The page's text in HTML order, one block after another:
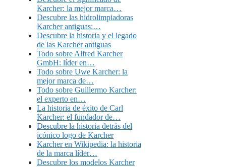
Karcher: la mejor marca…
Descubre las hidrolimpiadoras
Karcher antiguas:…
Descubre la historia y el legado
de las Karcher antiguas
Todo sobre Alfred Karcher
GmbH: líder en…
Todo sobre Uwe Karcher: la
mejor marca de…
Todo sobre Guillermo Karcher:
el experto en…
La historia de éxito de Carl
Karcher: el fundador de…
Descubre la historia detrás del
icónico logo de Karcher
Karcher en Wikipedia: la historia
de la marca líder…
Descubre los modelos Karcher